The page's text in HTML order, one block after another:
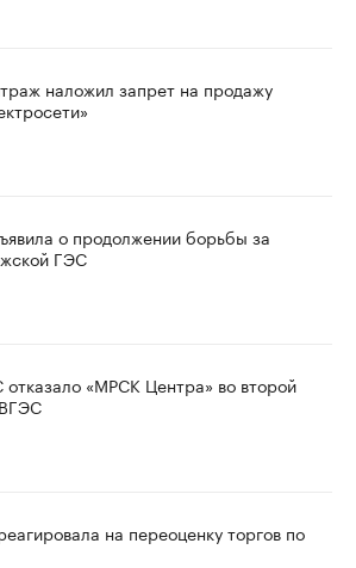
наложил запрет на продажу
о продолжении борьбы за
ГЭС
«МРСК Центра» во второй
на переоценку торгов по